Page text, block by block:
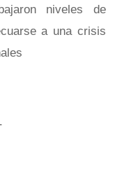
niveles de
a una crisis